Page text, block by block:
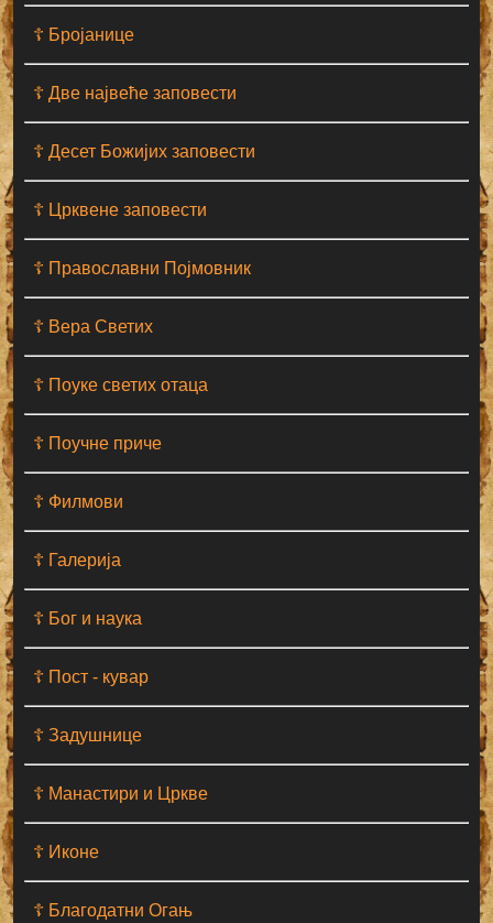
☦ Бројанице
☦ Две највеће заповести
☦ Десет Божијих заповести
☦ Црквене заповести
☦ Православни Појмовник
☦ Вера Светих
☦ Поуке светих отаца
☦ Поучне приче
☦ Филмови
☦ Галерија
☦ Бог и наука
☦ Пост - кувар
☦ Задушнице
☦ Манастири и Цркве
☦ Иконе
☦ Благодатни Огањ